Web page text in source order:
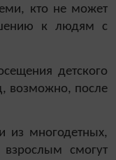
кто не может
к людям с
детского
возможно, после
из многодетных,
смогут